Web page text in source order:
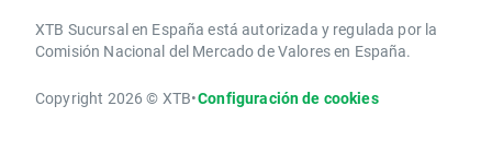
XTB Sucursal en España está autorizada y regulada por la
Comisión Nacional del Mercado de Valores en España.
Copyright 2026 © XTB•Configuración de cookies